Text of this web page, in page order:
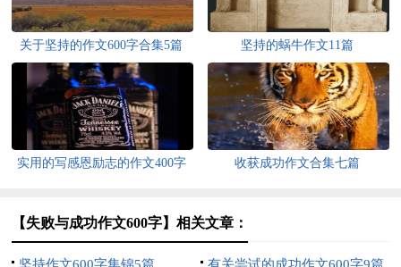
关于坚持的作文600字合集5篇 坚持的蜗牛作文11篇
实用的写感恩励志的作文400字
收获成功作文合集七篇
【失败与成功作文600字】相关文章：
坚持作文600字集锦5篇 有关尝试的成功作文600字9篇